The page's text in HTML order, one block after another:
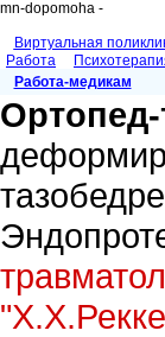
mn-dopomoha -
Виртуальная
Работа
Работа-медикам
Ортопед-